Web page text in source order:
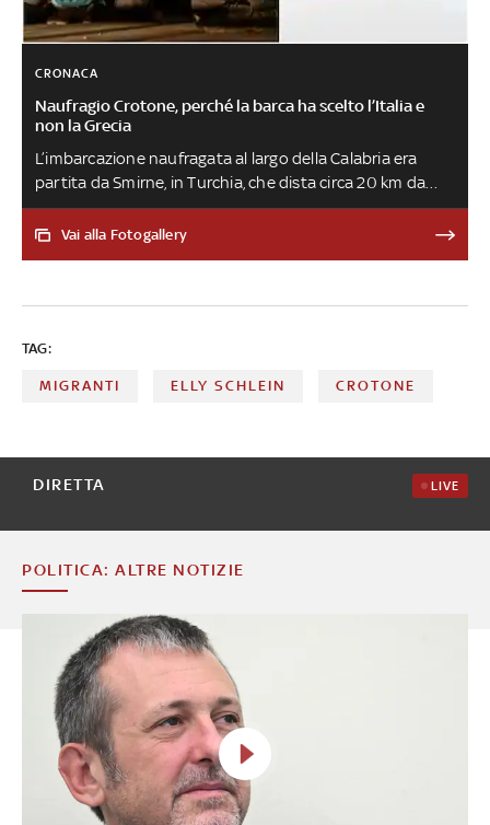
CRONACA
Naufragio Crotone, perché la barca ha scelto l’Italia e
non la Grecia
L’imbarcazione naufragata al largo della Calabria era
partita da Smirne, in Turchia, che dista circa 20 km da
alcune isole greche. Fra i motivi che spingono le persone
ad affrontare i rischi del Mediterraneo piuttosto che
è concentrata l’ultima puntata di Numeri,
Vai alla Fotogallery
TAG:
MIGRANTI ELLY SCHLEIN CROTONE
DIRETTA LIVE
POLITICA: ALTRE NOTIZIE